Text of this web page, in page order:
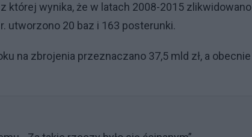
której wynika, że w latach 2008-2015 zlikwidowano
utworzono 20 baz i 163 posterunki.
na zbrojenia przeznaczano 37,5 mld zł, a obecnie